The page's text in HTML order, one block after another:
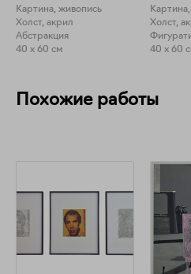
Картина, живопись
Холст, акрил
Абстракция
40 x 60 см
Холст,
40 x 60
Похожие работы